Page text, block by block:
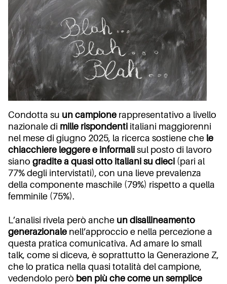
Condotta su un campione rappresentativo a livello
nazionale di mille rispondenti italiani maggiorenni
nel mese di giugno 2025, la ricerca sostiene che le
chiacchiere leggere e informali sul posto di lavoro
siano gradite a quasi otto italiani su dieci (pari al
77% degli intervistati), con una lieve prevalenza
della componente maschile (79%) rispetto a quella
femminile (75%).
L’analisi rivela però anche un disallineamento
generazionale nell’approccio e nella percezione a
questa pratica comunicativa. Ad amare lo small
talk, come si diceva, è soprattutto la Generazione Z,
che lo pratica nella quasi totalità del campione,
vedendolo però ben più che come un semplice